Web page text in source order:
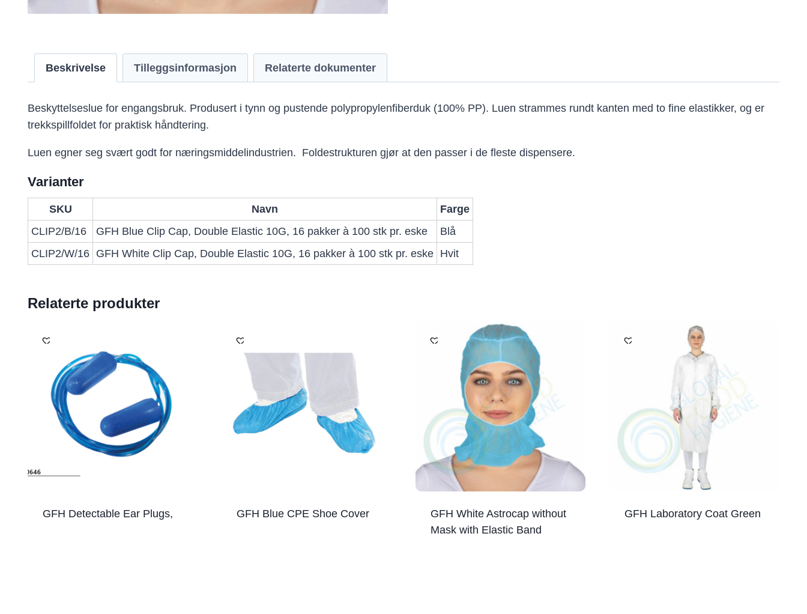
Beskrivelse Tilleggsinformasjon Relaterte dokumenter
Beskyttelseslue for engangsbruk. Produsert i tynn og pustende polypropylenfiberduk (100% PP). Luen strammes rundt kanten med to fine elastikker, og er
trekkspillfoldet for praktisk håndtering.
Luen egner seg svært godt for næringsmiddelindustrien. Foldestrukturen gjør at den passer i de fleste dispensere.
Varianter
SKU Navn
Farge
CLIP2/B/16
GFH Blue Clip Cap, Double Elastic 10G, 16 pakker à 100 stk pr. eske
Blå
CLIP2/W/16 GFH White Clip Cap, Double Elastic 10G, 16 pakker à 100 stk pr. eske Hvit
Relaterte produkter
GFH Detectable Ear Plugs, GFH Blue CPE Shoe Cover
GFH White Astrocap without
Mask with Elastic Band
GFH Laboratory Coat Green